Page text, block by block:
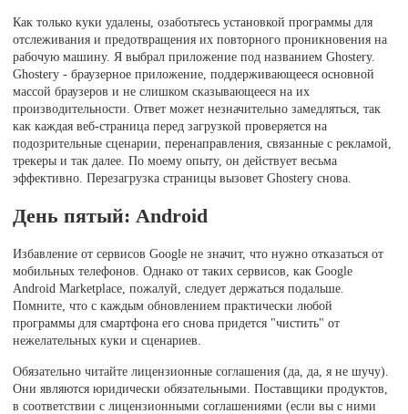
Как только куки удалены, озаботьтесь установкой программы для
отслеживания и предотвращения их повторного проникновения на
рабочую машину. Я выбрал приложение под названием Ghostery.
Ghostery - браузерное приложение, поддерживающееся основной
массой браузеров и не слишком сказывающееся на их
производительности. Ответ может незначительно замедляться, так
как каждая веб-страница перед загрузкой проверяется на
подозрительные сценарии, перенаправления, связанные с рекламой,
трекеры и так далее. По моему опыту, он действует весьма
эффективно. Перезагрузка страницы вызовет Ghostery снова.
День пятый: Android
Избавление от сервисов Google не значит, что нужно отказаться от
мобильных телефонов. Однако от таких сервисов, как Google
Android Marketplace, пожалуй, следует держаться подальше.
Помните, что с каждым обновлением практически любой
программы для смартфона его снова придется "чистить" от
нежелательных куки и сценариев.
Обязательно читайте лицензионные соглашения (да, да, я не шучу).
Они являются юридически обязательными. Поставщики продуктов,
в соответствии с лицензионными соглашениями (если вы с ними